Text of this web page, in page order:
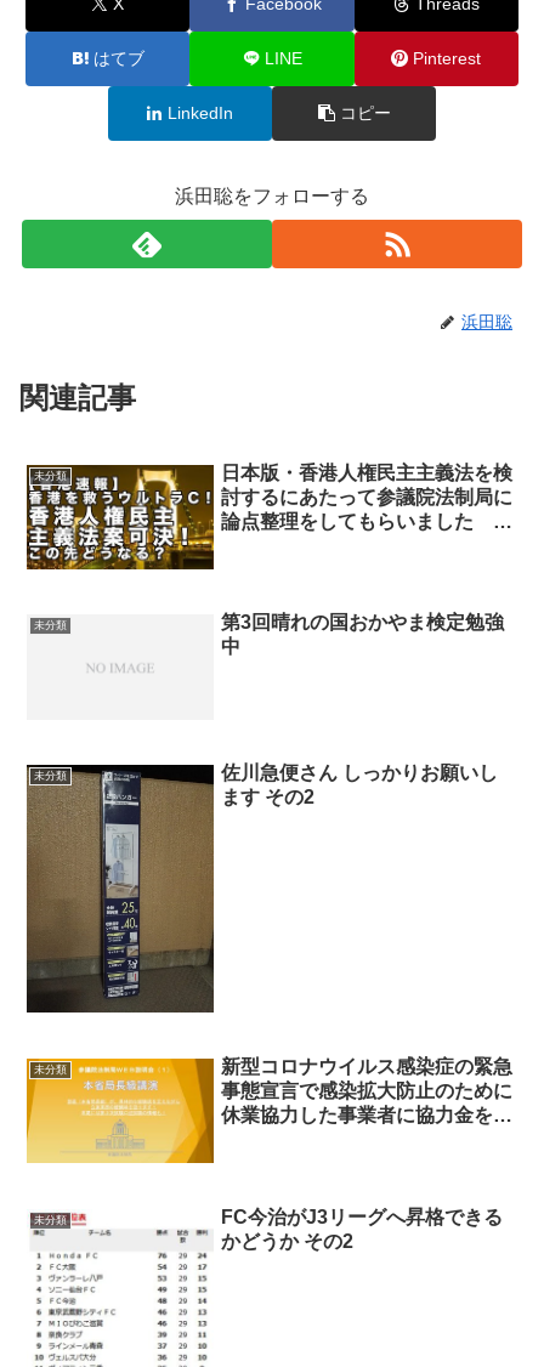
はてブ LINE Pinterest
LinkedIn コピー
浜田聡をフォローする
浜田聡
関連記事
未分類
日本版・香港人権民主主義法を検
討するにあたって参議院法制局に
論点整理をしてもらいました そ
未分類
第3回晴れの国おかやま検定勉強
中
未分類
佐川急便さん しっかりお願いし
ます その2
未分類
新型コロナウイルス感染症の緊急
事態宣言で感染拡大防止のために
休業協力した事業者に協力金を支
未分類
FC今治がJ3リーグへ昇格できる
かどうか その2